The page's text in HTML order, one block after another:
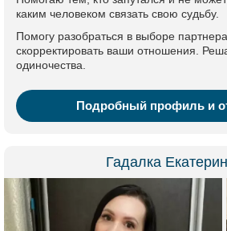
каким человеком связать свою судьбу.
Помогу разобраться в выборе
скорректировать ваши отношения.
одиночества.
Подробный профиль и
Гадалка